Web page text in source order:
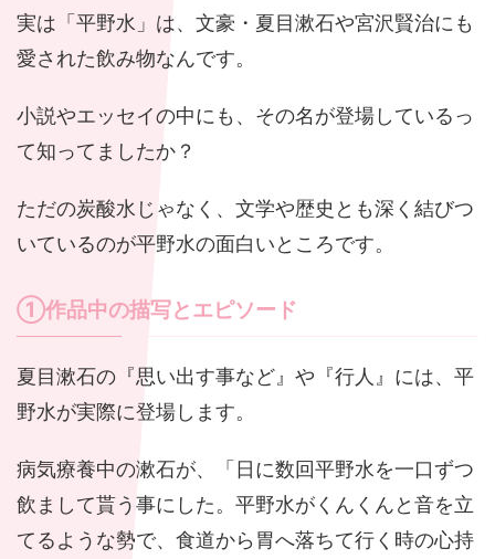
実は「平野水」は、文豪・夏目漱石や宮沢賢治にも
愛された飲み物なんです。
小説やエッセイの中にも、その名が登場しているっ
て知ってましたか？
ただの炭酸水じゃなく、文学や歴史とも深く結びつ
いているのが平野水の面白いところです。
①作品中の描写とエピソード
夏目漱石の『思い出す事など』や『行人』には、平
野水が実際に登場します。
病気療養中の漱石が、「日に数回平野水を一口ずつ
飲まして貰う事にした。平野水がくんくんと音を立
てるような勢で、食道から胃へ落ちて行く時の心持